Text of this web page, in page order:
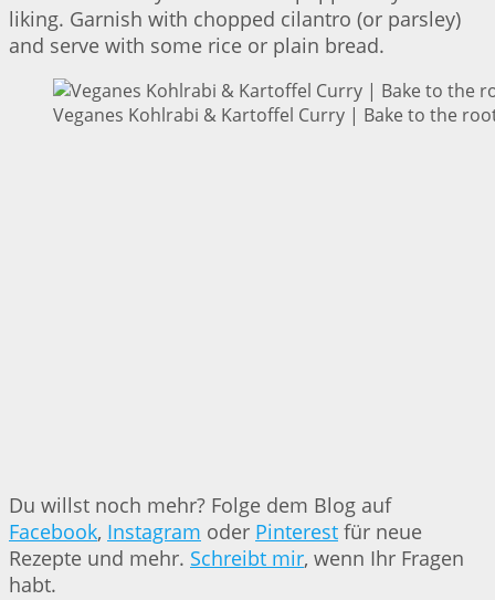
liking. Garnish with chopped cilantro (or parsley)
and serve with some rice or plain bread.
Veganes Kohlrabi & Kartoffel Curry | Bake to the
Du willst noch mehr? Folge dem Blog auf
Facebook, Instagram oder Pinterest für neue
Rezepte und mehr. Schreibt mir, wenn Ihr Fragen
habt.